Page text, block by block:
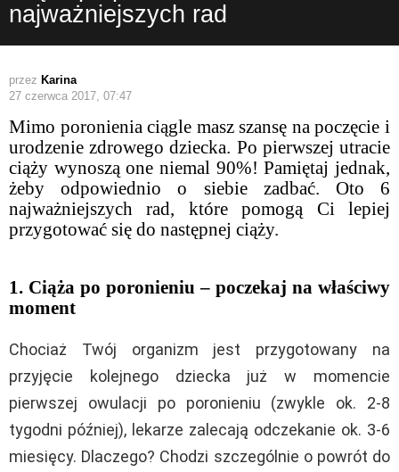
najważniejszych rad
przez Karina
27 czerwca 2017, 07:47
Mimo poronienia ciągle masz szansę na poczęcie i
urodzenie zdrowego dziecka. Po pierwszej utracie
ciąży wynoszą one niemal 90%! Pamiętaj jednak,
żeby odpowiednio o siebie zadbać. Oto 6
najważniejszych rad, które pomogą Ci lepiej
przygotować się do następnej ciąży.
1. Ciąża po poronieniu – poczekaj na właściwy
moment
Chociaż Twój organizm jest przygotowany na
przyjęcie kolejnego dziecka już w momencie
pierwszej owulacji po poronieniu (zwykle ok. 2-8
tygodni później), lekarze zalecają odczekanie ok. 3-6
miesięcy. Dlaczego? Chodzi szczególnie o powrót do